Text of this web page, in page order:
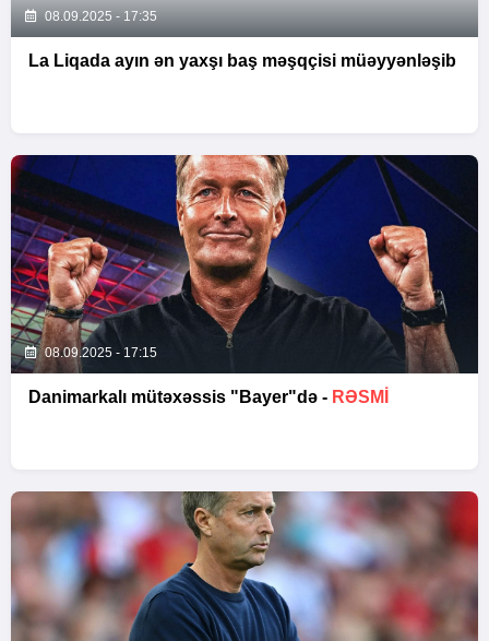
08.09.2025 - 17:35
La Liqada ayın ən yaxşı baş məşqçisi müəyyənləşib
08.09.2025 - 17:15
Danimarkalı mütəxəssis "Bayer"də - RƏSMI